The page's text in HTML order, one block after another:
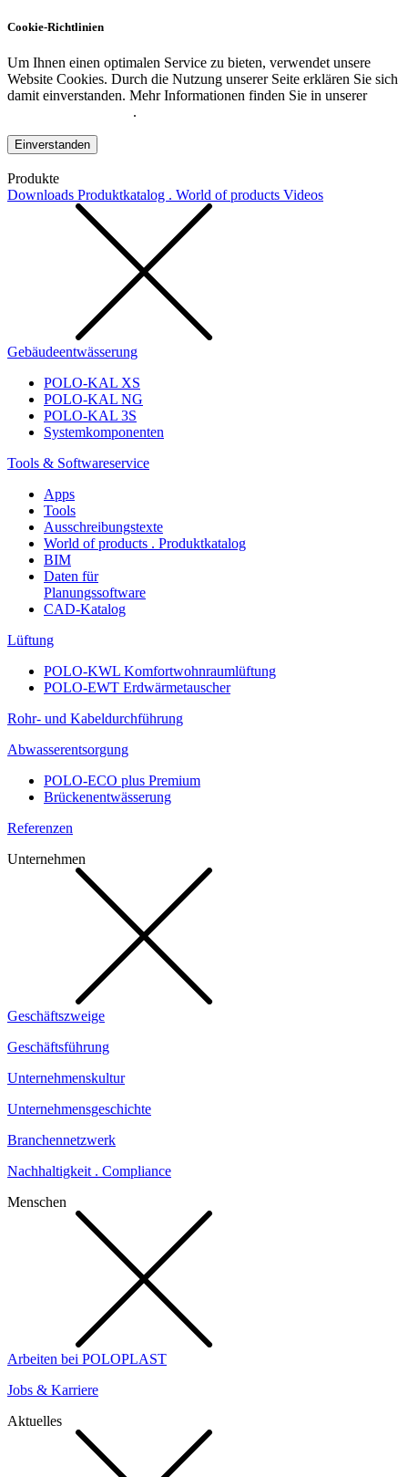
Cookie-Richtlinien
Um Ihnen einen optimalen Service zu bieten, verwendet unsere
Website Cookies. Durch die Nutzung unserer Seite erklären Sie sich
damit einverstanden. Mehr Informationen finden Sie in unserer
.
Einverstanden
Produkte
Downloads Produktkatalog . World of products Videos
Gebäudeentwässerung
POLO-KAL XS
POLO-KAL NG
POLO-KAL 3S
Systemkomponenten
Tools & Softwareservice
Apps
Tools
Ausschreibungstexte
World of products . Produktkatalog
BIM
Daten für
Planungssoftware
CAD-Katalog
Lüftung
POLO-KWL Komfortwohnraumlüftung
POLO-EWT Erdwärmetauscher
Rohr- und Kabeldurchführung
Abwasserentsorgung
POLO-ECO plus Premium
Brückenentwässerung
Referenzen
Unternehmen
Geschäftszweige
Geschäftsführung
Unternehmenskultur
Unternehmensgeschichte
Branchennetzwerk
Nachhaltigkeit . Compliance
Menschen
Arbeiten bei POLOPLAST
Jobs & Karriere
Aktuelles